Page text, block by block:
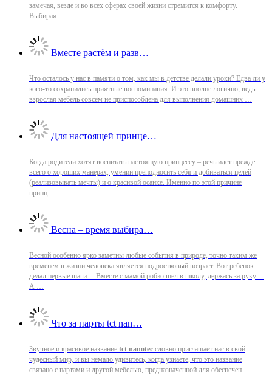
замечая, везде и во всех сферах своей жизни стремится к комфорту.
Выбирая…
Вместе растём и разв…
Что осталось у нас в памяти о том, как мы в детстве делали уроки? Едва ли у
кого-то сохранились приятные воспоминания. И это вполне логично, ведь
взрослая мебель совсем не приспособлена для выполнения домашних …
Для настоящей принце…
Когда родители хотят воспитать настоящую принцессу – речь идет прежде
всего о хороших манерах, умении преподносить себя и добиваться целей
(реализовывать мечты) и о красивой осанке. Именно по этой причине
принц…
Весна – время выбира…
Весной особенно ярко заметны любые события в природе, точно таким же
временем в жизни человека является подростковый возраст. Вот ребенок
делал первые шаги… Вместе с мамой робко шел в школу, держась за руку…
А …
Что за парты tct nan…
Звучное и красивое название tct nanotec словно приглашает нас в свой
чудесный мир, и вы немало удивитесь, когда узнаете, что это название
связано с партами и другой мебелью, предназначенной для обеспечен…